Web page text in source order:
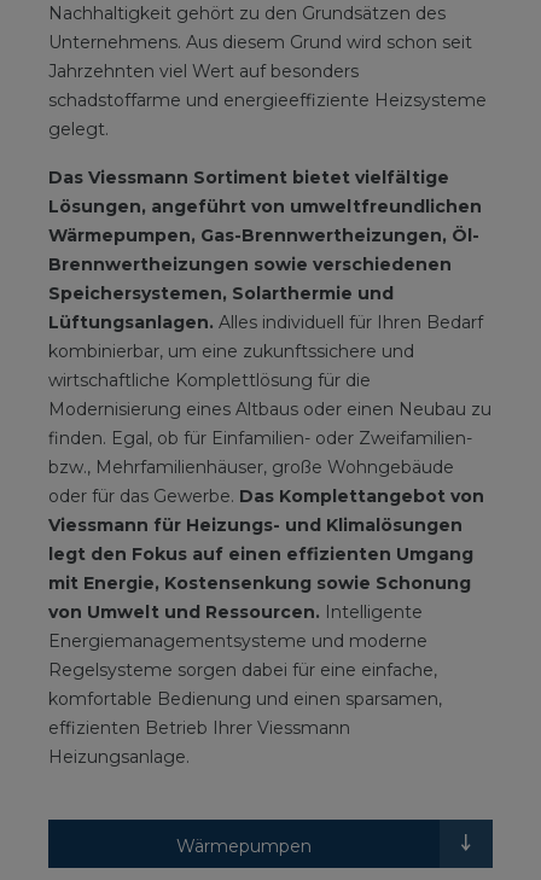
Nachhaltigkeit gehört zu den Grundsätzen des
Unternehmens. Aus diesem Grund wird schon seit
Jahrzehnten viel Wert auf besonders
schadstoffarme und energieeffiziente Heizsysteme
gelegt.
Das Viessmann Sortiment bietet vielfältige
Lösungen, angeführt von umweltfreundlichen
Wärmepumpen, Gas-Brennwertheizungen, Öl-
Brennwertheizungen sowie verschiedenen
Speichersystemen, Solarthermie und
Lüftungsanlagen. Alles individuell für Ihren Bedarf
kombinierbar, um eine zukunftssichere und
wirtschaftliche Komplettlösung für die
Modernisierung eines Altbaus oder einen Neubau zu
finden. Egal, ob für Einfamilien- oder Zweifamilien-
bzw., Mehrfamilienhäuser, große Wohngebäude
oder für das Gewerbe. Das Komplettangebot von
Viessmann für Heizungs- und Klimalösungen
legt den Fokus auf einen effizienten Umgang
mit Energie, Kostensenkung sowie Schonung
von Umwelt und Ressourcen. Intelligente
Energiemanagementsysteme und moderne
Regelsysteme sorgen dabei für eine einfache,
komfortable Bedienung und einen sparsamen,
effizienten Betrieb Ihrer Viessmann
Heizungsanlage.
Wärmepumpen